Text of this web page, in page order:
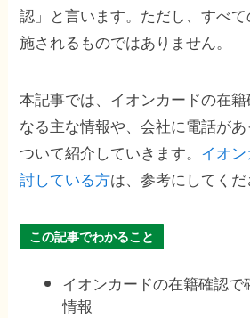
認」と言います。ただし、すべ
施されるものではありません。
本記事では、イオンカードの在
なる主な情報や、会社に電話が
ついて紹介していきます。 イオ
討している方は、参考にしてくだ
この記事でわかること
イオンカードの在籍確認で
情報